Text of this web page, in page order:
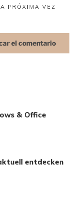
PRÓXIMA VEZ
& Office
entdecken